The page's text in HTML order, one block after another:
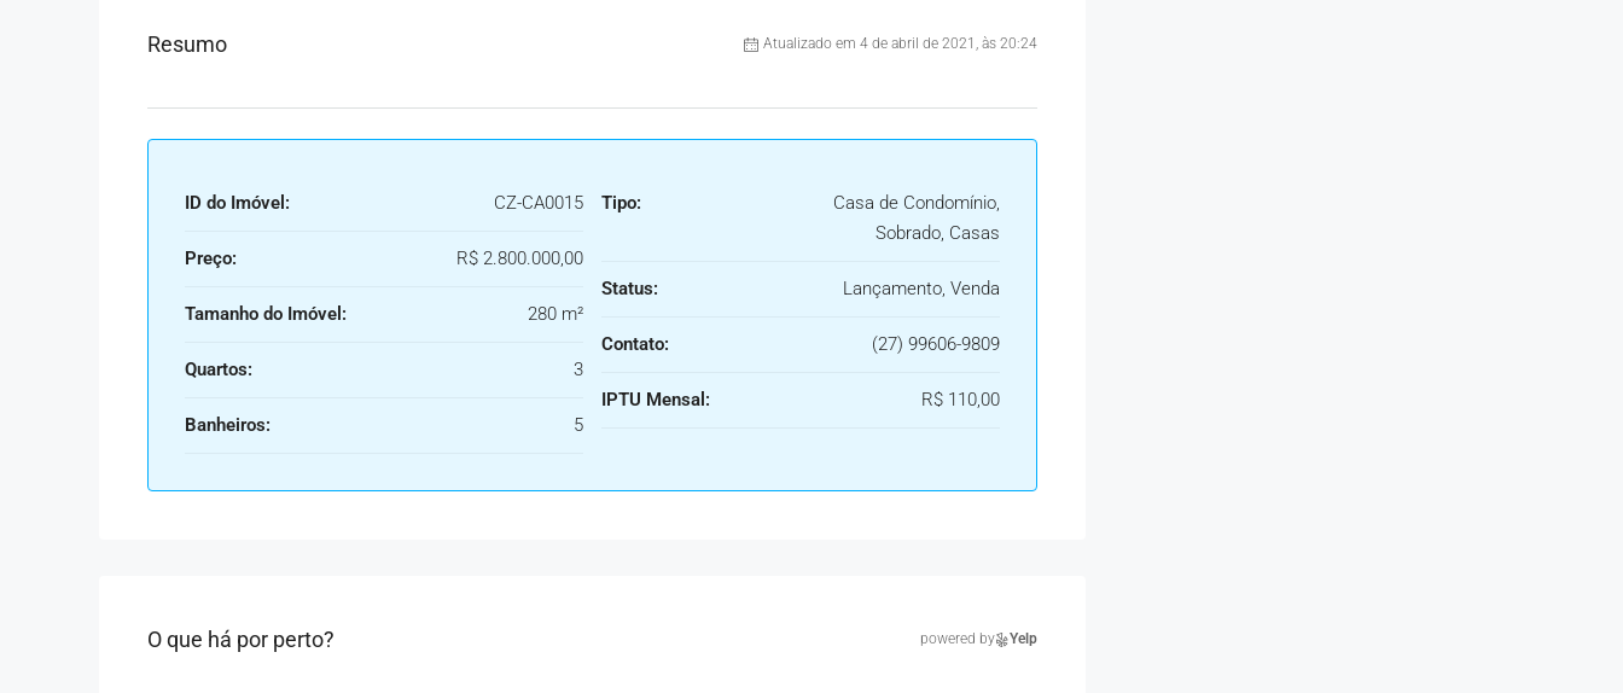
Resumo Atualizado em 4 de abril de 2021, às 20:24
ID do Imóvel: CZ-CA0015
Preço: R$ 2.800.000,00
Tamanho do Imóvel: 280 m²
Quartos: 3
Banheiros: 5
Tipo:
Casa de Condomínio,
Sobrado, Casas
Status: Lançamento, Venda
Contato: (27) 99606-9809
IPTU Mensal: R$ 110,00
O que há por perto? powered by Yelp